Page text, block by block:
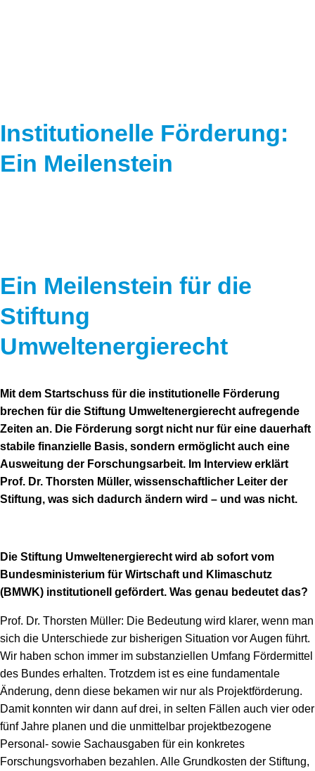
Schriften zum Umweltenergierecht
Institutionelle Förderung:
Ein Meilenstein
Ein Meilenstein für die
Stiftung
Umweltenergierecht
Mit dem Startschuss für die institutionelle Förderung
brechen für die Stiftung Umweltenergierecht aufregende
Zeiten an. Die Förderung sorgt nicht nur für eine dauerhaft
stabile finanzielle Basis, sondern ermöglicht auch eine
Ausweitung der Forschungsarbeit. Im Interview erklärt
Prof. Dr. Thorsten Müller, wissenschaftlicher Leiter der
Stiftung, was sich dadurch ändern wird – und was nicht.
Die Stiftung Umweltenergierecht wird ab sofort vom
Bundesministerium für Wirtschaft und Klimaschutz
(BMWK) institutionell gefördert. Was genau bedeutet das?
Prof. Dr. Thorsten Müller: Die Bedeutung wird klarer, wenn man
sich die Unterschiede zur bisherigen Situation vor Augen führt.
Wir haben schon immer im substanziellen Umfang Fördermittel
des Bundes erhalten. Trotzdem ist es eine fundamentale
Änderung, denn diese bekamen wir nur als Projektförderung.
Damit konnten wir dann auf drei, in selten Fällen auch vier oder
fünf Jahre planen und die unmittelbar projektbezogene
Personal- sowie Sachausgaben für ein konkretes
Forschungsvorhaben bezahlen. Alle Grundkosten der Stiftung,